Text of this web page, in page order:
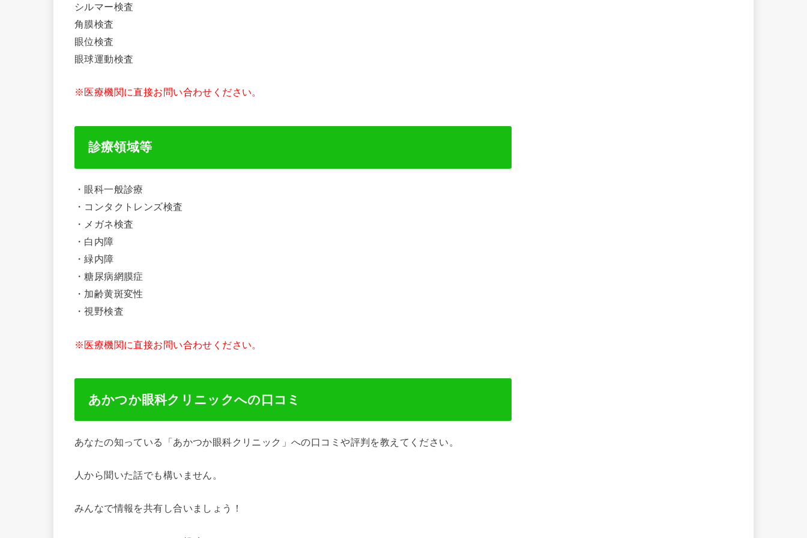
シルマー検査
角膜検査
眼位検査
眼球運動検査
※医療機関に直接お問い合わせください。
診療領域等
・眼科一般診療
・コンタクトレンズ検査
・メガネ検査
・白内障
・緑内障
・糖尿病網膜症
・加齢黄斑変性
・視野検査
※医療機関に直接お問い合わせください。
あかつか眼科クリニックへの口コミ
あなたの知っている「あかつか眼科クリニック」への口コミや評判を教えてください。
人から聞いた話でも構いません。
みんなで情報を共有し合いましょう！